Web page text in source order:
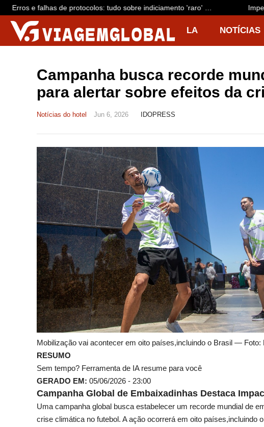
Erros e falhas de protocolos: tudo sobre indiciamento 'raro' de
dono da Voepass e mais 15 por queda de avião que matou 62
LA NOTÍCIAS
Campanha busca recorde
para alertar sobre efeitos da
Notícias do hotel Jun 6, 2026 IDOPRESS
Mobilização vai acontecer em oito países,incluindo o Brasil — Foto:
RESUMO
Sem tempo? Ferramenta de IA resume para você
GERADO EM: 05/06/2026 - 23:00
Campanha Global de Embaixadinhas Destaca
Uma campanha global busca estabelecer um recorde mundial de
crise climática no futebol. A ação ocorrerá em oito países,incluindo